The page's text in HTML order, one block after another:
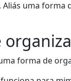
uma forma
forma de